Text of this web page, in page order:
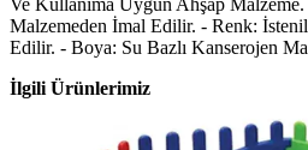
Ve Kullanıma Uygun Ahşap Malzeme.
Malzemeden İmal Edilir. - Renk:
Edilir. - Boya: Su Bazlı Kanserojen
İlgili Ürünlerimiz